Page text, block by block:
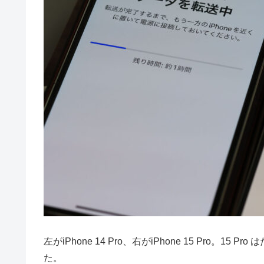
左がiPhone 14 Pro、右がiPhone 15 Pro。15 Pro
た。